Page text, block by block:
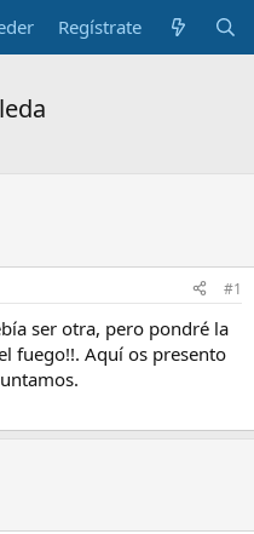
Regístrate
#1
ser otra, pero pondré la
fuego!!. Aquí os presento